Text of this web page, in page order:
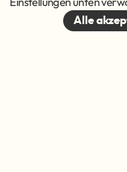
Alle